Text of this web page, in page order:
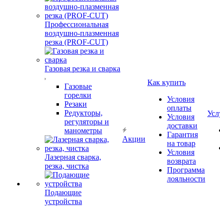
Профессиональная
воздушно-плазменная
резка (PROF-CUT)
Газовая резка и сварка
Газовые
горелки
Резаки
Редукторы,
регуляторы и
манометры
Лазерная сварка,
резка, чистка
Подающие
устройства
Акции
Как купить
Условия
оплаты
Условия
доставки
Гарантия
на товар
Условия
возврата
Программа
лояльности